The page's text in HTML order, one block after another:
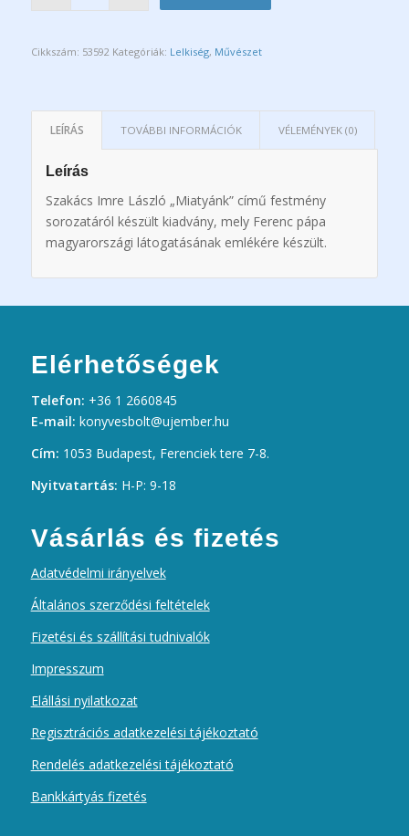
Cikkszám: 53592 Kategóriák: Lelkiség, Művészet
LEÍRÁS TOVÁBBI INFORMÁCIÓK VÉLEMÉNYEK (0)
Leírás
Szakács Imre László „Miatyánk” című festmény
sorozatáról készült kiadvány, mely Ferenc pápa
magyarországi látogatásának emlékére készült.
Elérhetőségek
Telefon: +36 1 2660845
E-mail: konyvesbolt@ujember.hu
Cím: 1053 Budapest, Ferenciek tere 7-8.
Nyitvatartás: H-P: 9-18
Vásárlás és fizetés
Adatvédelmi irányelvek
Általános szerződési feltételek
Fizetési és szállítási tudnivalók
Impresszum
Elállási nyilatkozat
Regisztrációs adatkezelési tájékoztató
Rendelés adatkezelési tájékoztató
Bankkártyás fizetés